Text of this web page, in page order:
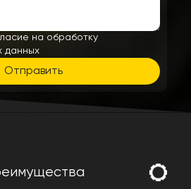
на обработку
данных
Отправить